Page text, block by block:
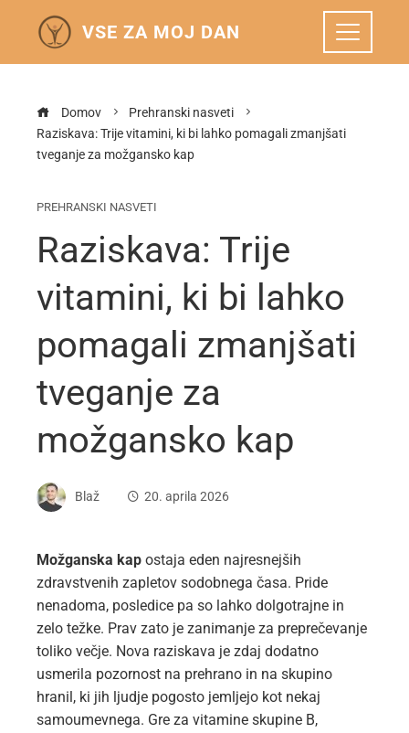
VSE ZA MOJ DAN
Domov
Prehranski nasveti
Raziskava: Trije vitamini, ki bi lahko pomagali zmanjšati
tveganje za možgansko kap
PREHRANSKI NASVETI
Raziskava: Trije
vitamini, ki bi lahko
pomagali zmanjšati
tveganje za
možgansko kap
Blaž 20. aprila 2026
Možganska kap ostaja eden najresnejših
zdravstvenih zapletov sodobnega časa. Pride
nenadoma, posledice pa so lahko dolgotrajne in
zelo težke. Prav zato je zanimanje za preprečevanje
toliko večje. Nova raziskava je zdaj dodatno
usmerila pozornost na prehrano in na skupino
hranil, ki jih ljudje pogosto jemljejo kot nekaj
samoumevnega. Gre za vitamine skupine B,